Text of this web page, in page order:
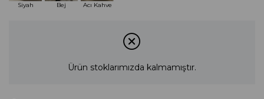
Siyah Bej Acı Kahve
Ürün stoklarımızda kalmamıştır.